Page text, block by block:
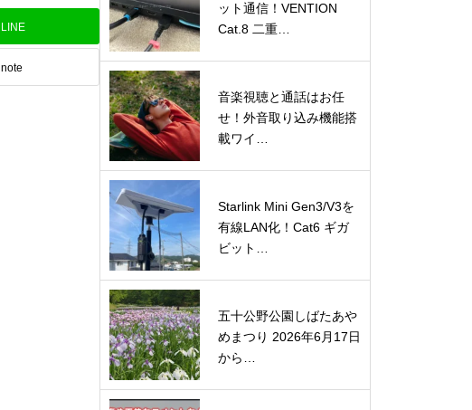
LINE
note
ット通信！VENTION
Cat.8 二重…
音楽視聴と通話はお任
せ！外音取り込み機能搭
載ワイ…
Starlink Mini Gen3/V3を
有線LAN化！Cat6 ギガ
ビット…
五十公野公園しばたあや
めまつり 2026年6月17日
から…